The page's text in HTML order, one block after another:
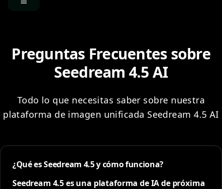
Preguntas Frecuentes sobre
Seedream 4.5 AI
Todo lo que necesitas saber sobre nuestra
plataforma de imagen unificada Seedream 4.5 AI
¿Qué es Seedream 4.5 y cómo funciona?
Seedream 4.5 es una plataforma de IA de próxima